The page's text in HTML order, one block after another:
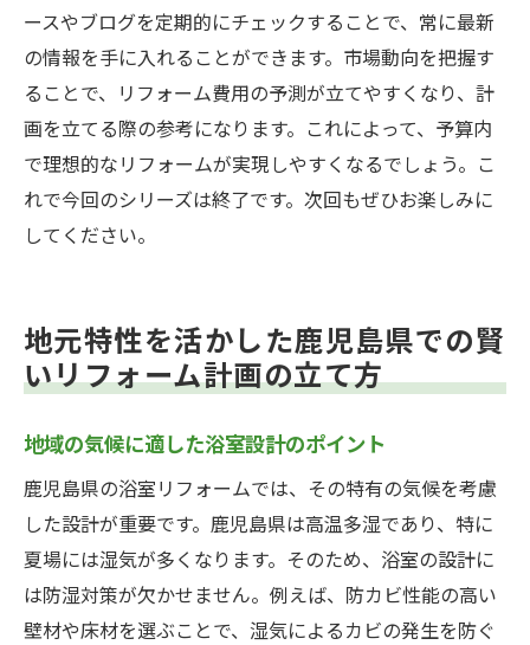
ースやブログを定期的にチェックすることで、常に最新
の情報を手に入れることができます。市場動向を把握す
ることで、リフォーム費用の予測が立てやすくなり、計
画を立てる際の参考になります。これによって、予算内
で理想的なリフォームが実現しやすくなるでしょう。こ
れで今回のシリーズは終了です。次回もぜひお楽しみに
してください。
地元特性を活かした鹿児島県での賢
いリフォーム計画の立て方
地域の気候に適した浴室設計のポイント
鹿児島県の浴室リフォームでは、その特有の気候を考慮
した設計が重要です。鹿児島県は高温多湿であり、特に
夏場には湿気が多くなります。そのため、浴室の設計に
は防湿対策が欠かせません。例えば、防カビ性能の高い
壁材や床材を選ぶことで、湿気によるカビの発生を防ぐ